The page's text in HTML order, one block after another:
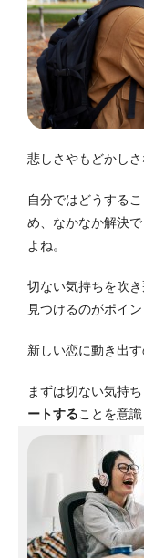
悲しさやもどかし
自分ではどうする
め、なかなか解決
よね。
切ない気持ちを吹
見つけるのがポイン
新しい恋に動き出す
まずは切ない気持
ートすることを意識